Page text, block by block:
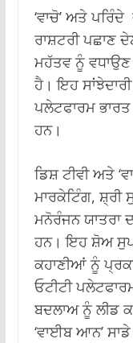
‘ਵਾਚੋ’ ਅਤੇ
ਰਾਸ਼ਟਰੀ ਪਛਾਣ
ਮਹੱਤਵ ਨੂੰ ਵਧਾਉਣ
ਹੈ। ਇਹ
ਪਲੇਟਫਾਰਮ
ਹਨ।
ਡਿਸ਼ ਟੀਵੀ ਅਤੇ
ਮਾਰਕੇਟਿੰਗ, ਸ਼੍ਰੀ
ਮਨੋਰੰਜਨ ਯਾਤਰਾ
ਹਨ। ਇਹ ਸ਼ੋਅ
ਕਹਾਣੀਆਂ ਨੂੰ
ਓਟੀਟੀ
ਬਦਲਾਅ ਨੂੰ ਲੀਡ
‘ਵਾਈਬ ਆਨ’